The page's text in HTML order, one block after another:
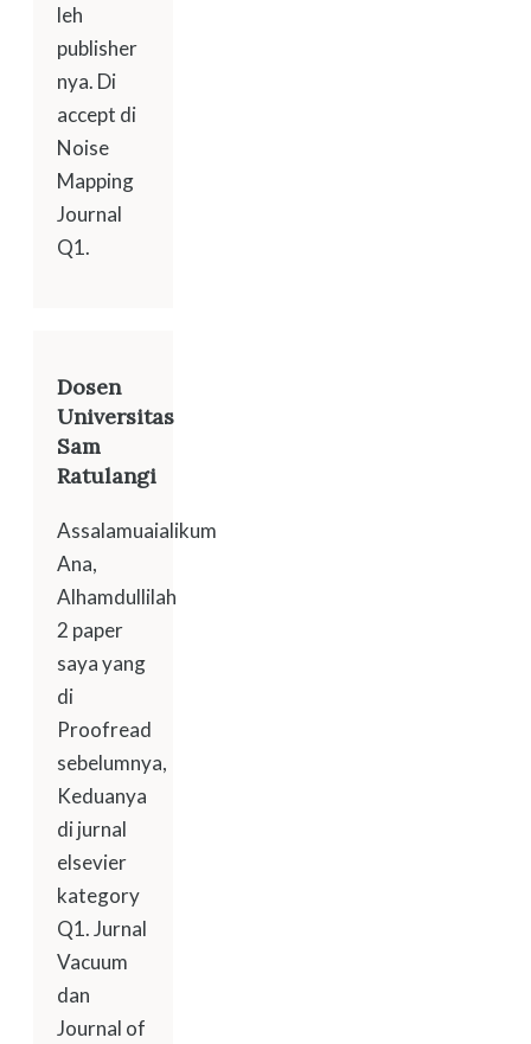
leh
publisher
nya. Di
accept di
Noise
Mapping
Journal
Q1.
Dosen
Universitas
Sam
Ratulangi
Assalamuaialikum
Ana,
Alhamdullilah
2 paper
saya yang
di
Proofread
sebelumnya,
Keduanya
di jurnal
elsevier
kategory
Q1. Jurnal
Vacuum
dan
Journal of